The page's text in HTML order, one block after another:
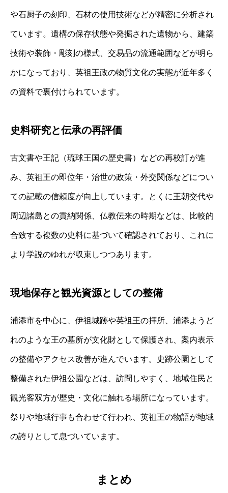
や石厨子の刻印、石材の使用技術などが精密に分析され
ています。遺構の保存状態や発掘された遺物から、建築
技術や装飾・彫刻の様式、交易品の流通範囲などが明ら
かになっており、英祖王政の物質文化の実態が近年多く
の資料で裏付けられています。
史料研究と伝承の再評価
古文書や王記（琉球王国の歴史書）などの再校訂が進
み、英祖王の即位年・治世の政策・外交関係などについ
ての記載の信頼度が向上しています。とくに王朝交代や
周辺諸島との貢納関係、仏教伝来の時期などは、比較的
合致する複数の史料に基づいて確認されており、これに
より学説のゆれが収束しつつあります。
現地保存と観光資源としての整備
浦添市を中心に、伊祖城跡や英祖王の拝所、浦添ようど
れのような王の墓所が文化財として保護され、案内表示
の整備やアクセス改善が進んでいます。史跡公園として
整備された伊祖公園などは、訪問しやすく、地域住民と
観光客双方が歴史・文化に触れる場所になっています。
祭りや地域行事も合わせて行われ、英祖王の物語が地域
の誇りとして息づいています。
まとめ